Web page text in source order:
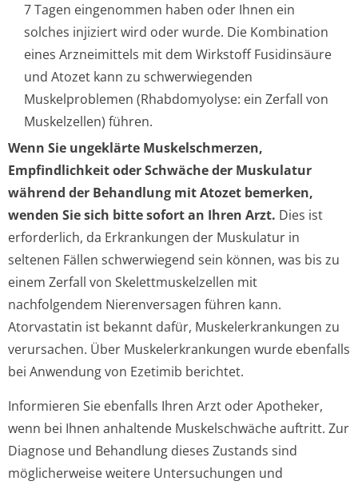
7 Tagen eingenommen haben oder Ihnen ein
solches injiziert wird oder wurde. Die Kombination
eines Arzneimittels mit dem Wirkstoff Fusidinsäure
und Atozet kann zu schwerwiegenden
Muskelproblemen (Rhabdomyolyse: ein Zerfall von
Muskelzellen) führen.
Wenn Sie ungeklärte Muskelschmerzen,
Empfindlichkeit oder Schwäche der Muskulatur
während der Behandlung mit Atozet bemerken,
wenden Sie sich bitte sofort an Ihren Arzt. Dies ist
erforderlich, da Erkrankungen der Muskulatur in
seltenen Fällen schwerwiegend sein können, was bis zu
einem Zerfall von Skelettmuskelzellen mit
nachfolgendem Nierenversagen führen kann.
Atorvastatin ist bekannt dafür, Muskelerkrankungen zu
verursachen. Über Muskelerkrankungen wurde ebenfalls
bei Anwendung von Ezetimib berichtet.
Informieren Sie ebenfalls Ihren Arzt oder Apotheker,
wenn bei Ihnen anhaltende Muskelschwäche auftritt. Zur
Diagnose und Behandlung dieses Zustands sind
möglicherweise weitere Untersuchungen und